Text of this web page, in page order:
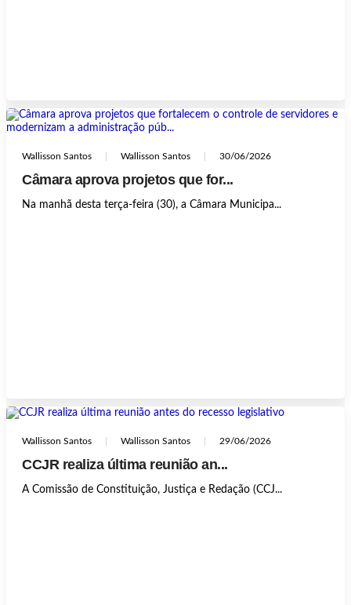
Wallisson Santos Wallisson Santos 30/06/2026
Câmara aprova projetos que for...
Na manhã desta terça-feira (30), a Câmara Municipa...
Wallisson Santos Wallisson Santos 29/06/2026
CCJR realiza última reunião an...
A Comissão de Constituição, Justiça e Redação (CCJ...